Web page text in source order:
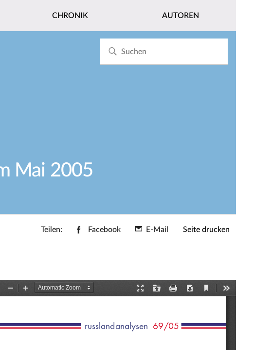
CHRONIK AUTOREN
Mai 2005
Teilen: Facebook E-Mail Seite drucken